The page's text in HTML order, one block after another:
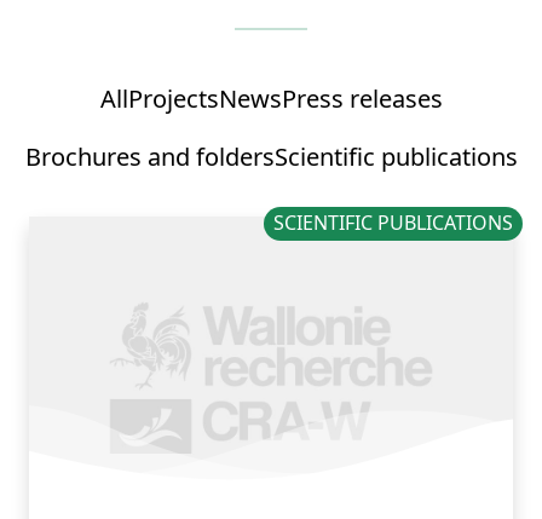
AllProjectsNewsPress releases
Brochures and foldersScientific publications
SCIENTIFIC PUBLICATIONS